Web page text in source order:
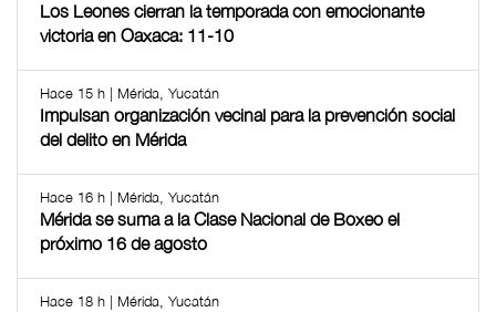
Los Leones cierran la temporada con emocionante
victoria en Oaxaca: 11-10
Hace 15 h | Mérida, Yucatán
Impulsan organización vecinal para la prevención social
del delito en Mérida
Hace 16 h | Mérida, Yucatán
Mérida se suma a la Clase Nacional de Boxeo el
próximo 16 de agosto
Hace 18 h | Mérida, Yucatán